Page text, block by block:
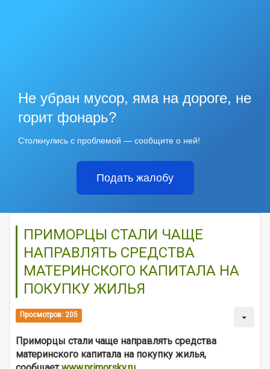
Не убран мусор, яма на дороге, не
горит фонарь?
Столкнулись с проблемой — сообщите о ней!
Подать жалобу
ПРИМОРЦЫ СТАЛИ ЧАЩЕ
НАПРАВЛЯТЬ СРЕДСТВА
МАТЕРИНСКОГО КАПИТАЛА НА
ПОКУПКУ ЖИЛЬЯ
Просмотров: 205
Приморцы стали чаще направлять средства
материнского капитала на покупку жилья,